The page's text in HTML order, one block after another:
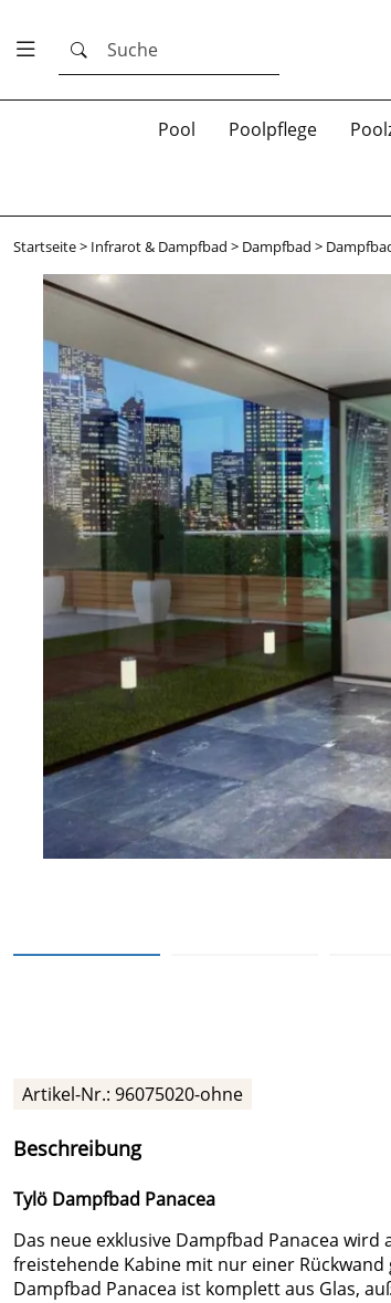
Suche
Pool Poolpflege
Startseite> Infrarot & Dampfbad > Dampfbad >
Artikel-Nr.: 96075020-ohne
Beschreibung
Tylö Dampfbad Panacea
Das neue exklusive Dampfbad Panacea
freistehende Kabine mit nur einer
Dampfbad Panacea ist komplett aus Glas,